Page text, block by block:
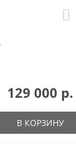
129 000 р.
В КОРЗИНУ